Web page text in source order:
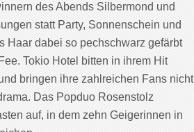
des Abends Silbermond und
statt Party, Sonnenschein und
Haar dabei so pechschwarz gefärbt
Tokio Hotel bitten in ihrem Hit
bringen ihre zahlreichen Fans nicht
Das Popduo Rosenstolz
auf, in dem zehn Geigerinnen in